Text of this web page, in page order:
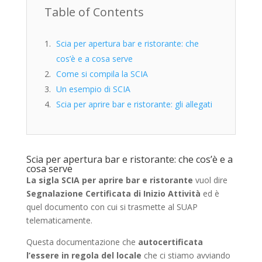
Table of Contents
Scia per apertura bar e ristorante: che
cos’è e a cosa serve
Come si compila la SCIA
Un esempio di SCIA
Scia per aprire bar e ristorante: gli allegati
Scia per apertura bar e ristorante: che cos’è e a
cosa serve
La sigla SCIA per aprire bar e ristorante vuol dire
Segnalazione Certificata di Inizio Attività ed è
quel documento con cui si trasmette al SUAP
telematicamente.
Questa documentazione che autocertificata
l’essere in regola del locale che ci stiamo avviando